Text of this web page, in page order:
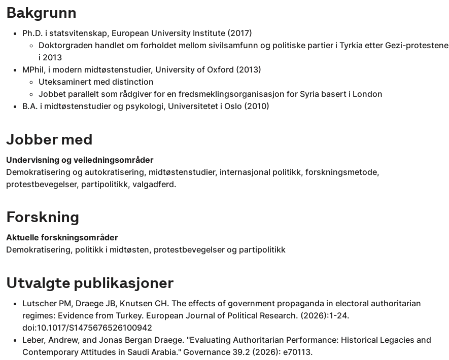
Bakgrunn
Ph.D. i statsvitenskap, European University Institute (2017)
Doktorgraden handlet om forholdet mellom sivilsamfunn og politiske partier i Tyrkia etter Gezi-protestene
i 2013
MPhil, i modern midtøstenstudier, University of Oxford (2013)
Uteksaminert med distinction
Jobbet parallelt som rådgiver for en fredsmeklingsorganisasjon for Syria basert i London
B.A. i midtøstenstudier og psykologi, Universitetet i Oslo (2010)
Jobber med
Undervisning og veiledningsområder
Demokratisering og autokratisering, midtøstenstudier, internasjonal politikk, forskningsmetode,
protestbevegelser, partipolitikk, valgadferd.
Forskning
Aktuelle forskningsområder
Demokratisering, politikk i midtøsten, protestbevegelser og partipolitikk
Utvalgte publikasjoner
Lutscher PM, Draege JB, Knutsen CH. The effects of government propaganda in electoral authoritarian
regimes: Evidence from Turkey. European Journal of Political Research. (2026):1-24.
doi:10.1017/S1475676526100942
Leber, Andrew, and Jonas Bergan Draege. "Evaluating Authoritarian Performance: Historical Legacies and
Contemporary Attitudes in Saudi Arabia." Governance 39.2 (2026): e70113.